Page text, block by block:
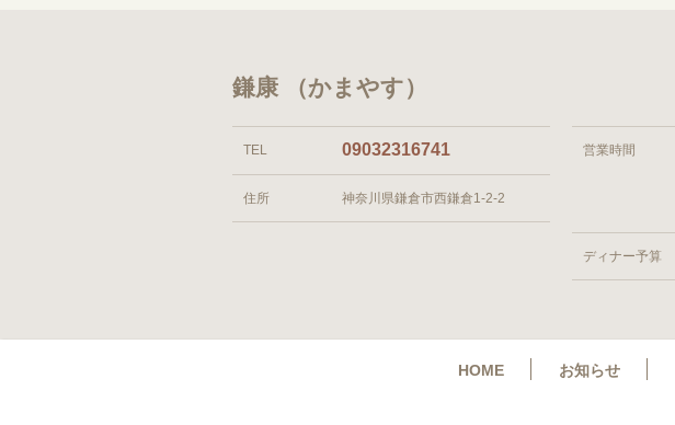
鎌康 （かまやす）
TEL 09032316741
住所 神奈川県鎌倉市西鎌倉1-2-2
営業時間
ディナー予算
HOME お知らせ